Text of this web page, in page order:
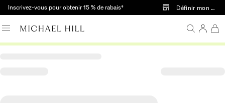
Passer au contenu principal
Inscrivez-vous pour obtenir 15 % de rabais† Définir mon